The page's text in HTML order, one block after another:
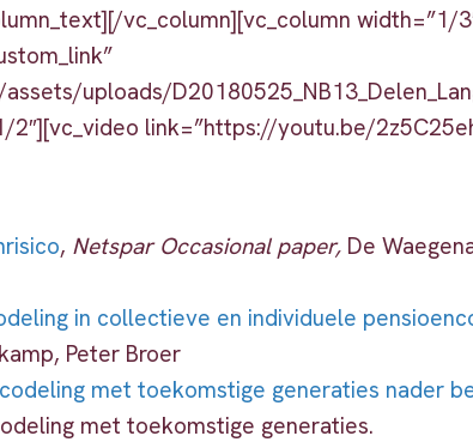
vc_column][vc_column width=”1/
uploads/
2″][vc_video link=”https://youtu.be/
, Netspar Occasional paper, De
in collectieve en individuele
Peter Broer
met toekomstige generaties nader
met toekomstige generaties.